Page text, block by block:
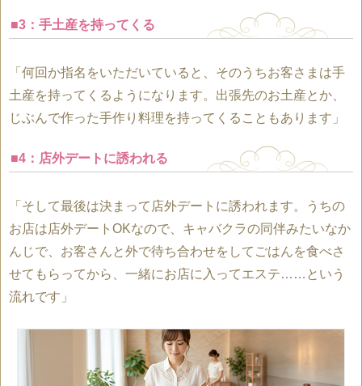
■3：手土産を持ってくる
「何回か指名をいただいていると、そのうちお客さまは手
土産を持ってくるようになります。出張先のお土産とか、
じぶんで作った手作り料理を持ってくることもあります」
■4：店外デートに誘われる
「そして最後は決まって店外デートに誘われます。うちの
お店は店外デートOKなので、キャバクラの同伴みたいなか
んじで、お客さんと外で待ち合わせをしてごはんを食べさ
せてもらってから、一緒にお店に入ってエステ……という
流れです」